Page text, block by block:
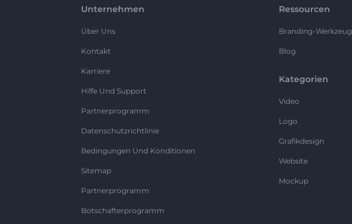
Unternehmen
Über Uns
Kontakt
Karriere
Hilfe Und Support
Partnerprogramm
Datenschutzrichtlinie
Bedingungen Und Konditionen
Sitemap
Partnerprogramm
Botschafterprogramm
Ressourcen
Branding-Werkzeug
Blog
Kategorien
Video
Logo
Grafikdesign
Website
Mockup